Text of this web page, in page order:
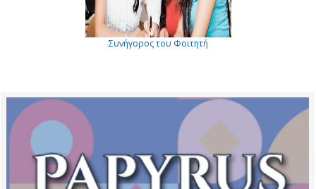
Συνήγορος του Φοιτητή